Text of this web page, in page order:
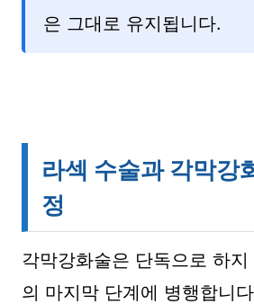
은 그대로 유지됩니다.
라섹 수술과 각막강
정
각막강화술은 단독으로 하
의 마지막 단계에 병행합니